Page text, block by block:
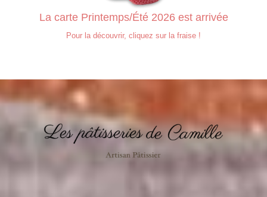
La carte Printemps/Été 2026 est arrivée
Pour la découvrir, cliquez sur la fraise !